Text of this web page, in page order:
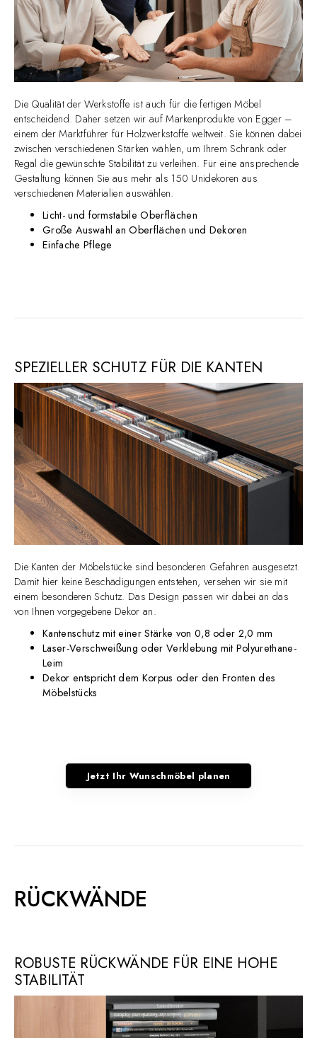
Die Qualität der Werkstoffe ist auch für die fertigen Möbel
entscheidend. Daher setzen wir auf Markenprodukte von Egger –
einem der Marktführer für Holzwerkstoffe weltweit. Sie können dabei
zwischen verschiedenen Stärken wählen, um Ihrem Schrank oder
Regal die gewünschte Stabilität zu verleihen. Für eine ansprechende
Gestaltung können Sie aus mehr als 150 Unidekoren aus
verschiedenen Materialien auswählen.
Licht- und formstabile Oberflächen
Große Auswahl an Oberflächen und Dekoren
Einfache Pflege
SPEZIELLER SCHUTZ FÜR DIE KANTEN
Die Kanten der Möbelstücke sind besonderen Gefahren ausgesetzt.
Damit hier keine Beschädigungen entstehen, versehen wir sie mit
einem besonderen Schutz. Das Design passen wir dabei an das
von Ihnen vorgegebene Dekor an.
Kantenschutz mit einer Stärke von 0,8 oder 2,0 mm
Laser-Verschweißung oder Verklebung mit Polyurethane-
Leim
Dekor entspricht dem Korpus oder den Fronten des
Möbelstücks
Jetzt Ihr Wunschmöbel planen
RÜCKWÄNDE
ROBUSTE RÜCKWÄNDE FÜR EINE HOHE
STABILITÄT